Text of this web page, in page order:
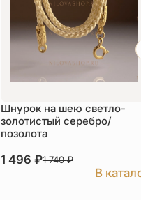
Шнурок на шею светло-
золотистый серебро/
позолота
1 496 ₽1 740₽
В